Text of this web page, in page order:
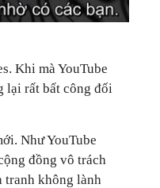
Khi mà YouTube
lại rất bất công đối
Như YouTube
đồng vô trách
tranh không lành